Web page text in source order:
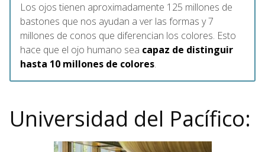
Los ojos tienen aproximadamente 125 millones de
bastones que nos ayudan a ver las formas y 7
millones de conos que diferencian los colores. Esto
hace que el ojo humano sea capaz de distinguir
hasta 10 millones de colores.
Universidad del Pacífico: